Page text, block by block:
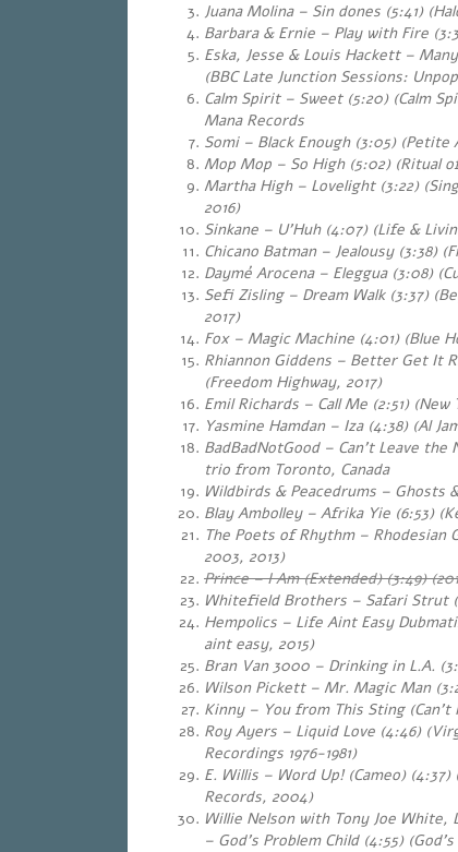
Juana Molina – Sin dones (5:41)
Barbara & Ernie – Play with Fire
Eska, Jesse & Louis Hackett –
(BBC Late Junction Sessions:
Calm Spirit – Sweet (5:20) (Calm
Mana Records
Somi – Black Enough (3:05) (Petite
Mop Mop – So High (5:02) (Ritual
Martha High – Lovelight (3:22)
2016)
Sinkane – U’Huh (4:07) (Life &
Chicano Batman – Jealousy (3:38)
Daymé Arocena – Eleggua (3:08)
Sefi Zisling – Dream Walk (3:37)
2017)
Fox – Magic Machine (4:01) (Blue
Rhiannon Giddens – Better Get It
(Freedom Highway, 2017)
Emil Richards – Call Me (2:51) (New
Yasmine Hamdan – Iza (4:38) (Al
BadBadNotGood – Can’t Leave
trio from Toronto, Canada
Wildbirds & Peacedrums – Ghosts
Blay Ambolley – Afrika Yie (6:53)
The Poets of Rhythm – Rhodesian
2003, 2013)
Prince – I Am (Extended) (3:49)
Whitefield Brothers – Safari Strut
Hempolics – Life Aint Easy
aint easy, 2015)
Bran Van 3000 – Drinking in L.A.
Wilson Pickett – Mr. Magic Man
Kinny – You from This Sting
Roy Ayers – Liquid Love (4:46)
Recordings 1976-1981)
E. Willis – Word Up! (Cameo)
Records, 2004)
Willie Nelson with Tony Joe White,
– God’s Problem Child (4:55)